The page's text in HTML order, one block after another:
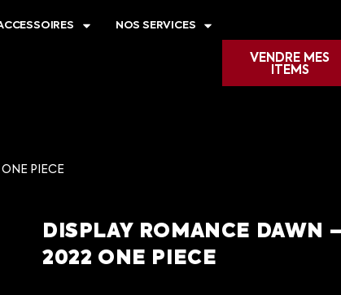
NOS SERVICES
VENDRE MES
ITEMS
PIECE
DISPLAY ROMANCE DAWN
2022 ONE PIECE